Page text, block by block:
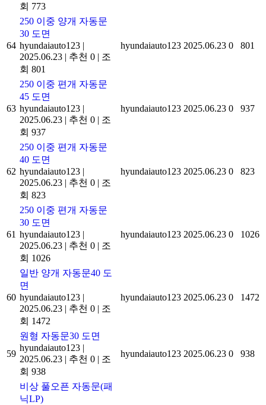
회 773
64
250 이중 양개 자동문
30 도면
hyundaiauto123 |
2025.06.23 | 추천 0 | 조
회 801
hyundaiauto123 2025.06.23 0 801
63
250 이중 편개 자동문
45 도면
hyundaiauto123 |
2025.06.23 | 추천 0 | 조
회 937
hyundaiauto123 2025.06.23 0 937
62
250 이중 편개 자동문
40 도면
hyundaiauto123 |
2025.06.23 | 추천 0 | 조
회 823
hyundaiauto123 2025.06.23 0 823
61
250 이중 편개 자동문
30 도면
hyundaiauto123 |
2025.06.23 | 추천 0 | 조
회 1026
hyundaiauto123 2025.06.23 0 1026
60
일반 양개 자동문40 도
면
hyundaiauto123 |
2025.06.23 | 추천 0 | 조
회 1472
hyundaiauto123 2025.06.23 0 1472
59
원형 자동문30 도면
hyundaiauto123 |
2025.06.23 | 추천 0 | 조
회 938
hyundaiauto123 2025.06.23 0 938
비상 풀오픈 자동문(패
닉LP)